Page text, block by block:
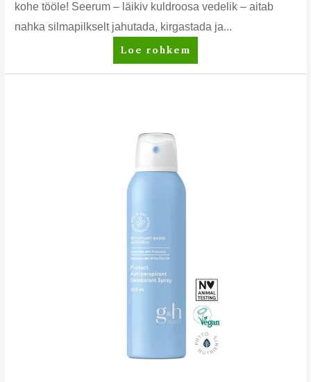
kohe tööle! Seerum – läikiv kuldroosa vedelik – aitab
nahka silmapilkselt jahutada, kirgastada ja...
Artistry
Studio™
Loe rohkem